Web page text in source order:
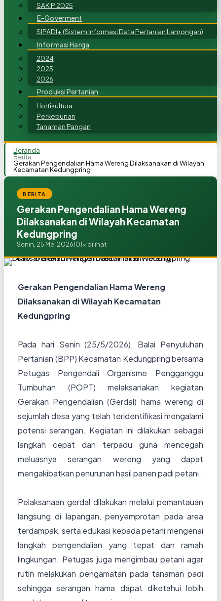
SAKIP 2025
E-Goverment
SIPADI+ (Sistem Informasi Data Pertanian Lamongan)
Informasi Harga
2024
2025
2026
Produksi Pertanian
Hortikultura
Perkebunan
Tanaman Pangan
Beranda
Berita
Gerakan Pengendalian Hama Wereng Dilaksanakan di Wilayah
Kecamatan Kedungpring
BERITA
Gerakan Pengendalian Hama Wereng
Dilaksanakan di Wilayah Kecamatan
Kedungpring
Senin, 25 Mei 2026101x dilihat
Gerakan Pengendalian Hama Wereng
Dilaksanakan di Wilayah Kecamatan
Kedungpring
Pada hari Senin (25/5/2026), Balai Penyuluhan
Pertanian (BPP) Kecamatan Kedungpring bersama
Petugas Pengendali Organisme Pengganggu
Tumbuhan (POPT) melaksanakan kegiatan
Gerakan Pengendalian (Gerdal) hama wereng di
sejumlah desa yang telah teridentifikasi mengalami
potensi serangan. Kegiatan ini dilakukan sebagai
langkah cepat dan terpadu guna mencegah
meluasnya serangan wereng yang dapat
mengakibatkan penurunan hasil panen padi petani.
Pelaksanaan gerdal dilakukan melalui pemantauan
langsung di lapangan, penyemprotan pada area
terdampak, serta edukasi kepada petani mengenai
langkah pengendalian yang tepat dan ramah
lingkungan. Petugas juga mengimbau petani agar
rutin melakukan pengamatan pada tanaman padi
sehingga serangan hama dapat diketahui lebih